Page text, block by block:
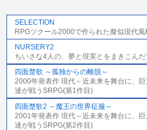
SELECTION
RPGツクール2000で作られた擬似現代風
NURSERY2
ちいさな4人の、夢と現実とをまきこん
四面楚歌 ～孤独からの離脱～
2000年発表作 現代～近未来を舞台に、
達が戦うSRPG(第1作目)
四面楚歌2 ～魔王の世界征服～
2001年発表作 現代～近未来を舞台に、
達が戦うSRPG(第2作目)